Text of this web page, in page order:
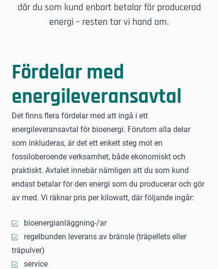
där du som kund enbart betalar för producerad
energi – resten tar vi hand om.
Fördelar med
energileveransavtal
Det finns flera fördelar med att ingå i ett
energileveransavtal för bioenergi. Förutom alla delar
som inkluderas, är det ett enkelt steg mot en
fossiloberoende verksamhet, både ekonomiskt och
praktiskt. Avtalet innebär nämligen att du som kund
endast betalar för den energi som du producerar och gör
av med. Vi räknar pris per kilowatt, där följande ingår:
bioenergianläggning-/ar
regelbunden leverans av bränsle (träpellets eller
träpulver)
service